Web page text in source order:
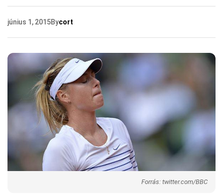
június 1, 2015Bycort
Forrás: twitter.com/BBC